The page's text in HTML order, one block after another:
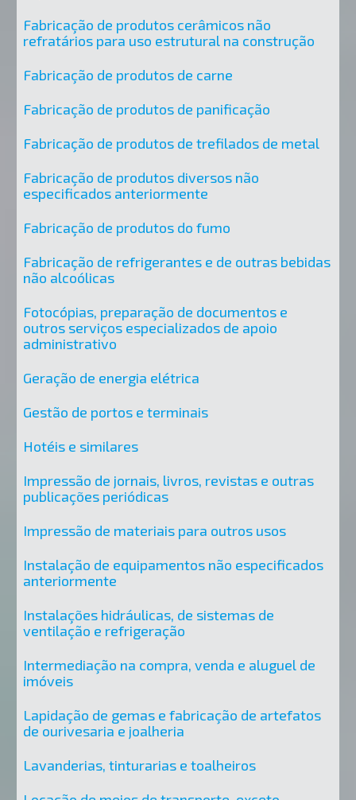
Fabricação de produtos cerâmicos não
refratários para uso estrutural na construção
Fabricação de produtos de carne
Fabricação de produtos de panificação
Fabricação de produtos de trefilados de metal
Fabricação de produtos diversos não
especificados anteriormente
Fabricação de produtos do fumo
Fabricação de refrigerantes e de outras bebidas
não alcoólicas
Fotocópias, preparação de documentos e
outros serviços especializados de apoio
administrativo
Geração de energia elétrica
Gestão de portos e terminais
Hotéis e similares
Impressão de jornais, livros, revistas e outras
publicações periódicas
Impressão de materiais para outros usos
Instalação de equipamentos não especificados
anteriormente
Instalações hidráulicas, de sistemas de
ventilação e refrigeração
Intermediação na compra, venda e aluguel de
imóveis
Lapidação de gemas e fabricação de artefatos
de ourivesaria e joalheria
Lavanderias, tinturarias e toalheiros